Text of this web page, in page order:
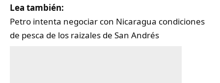
Lea también:
Petro intenta negociar con Nicaragua condiciones
de pesca de los raizales de San Andrés